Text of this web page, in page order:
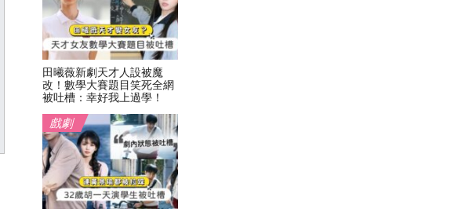
田曦薇新劇天才人設被魔
改！數學大賽題目笑死全網
被吐槽：幸好我上過學！
戲劇